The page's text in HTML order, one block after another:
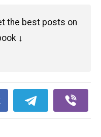
the best posts on
↓